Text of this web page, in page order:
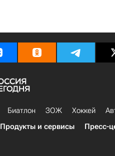
Биатлон ЗОЖ Хоккей
Продукты и сервисы Пресс-